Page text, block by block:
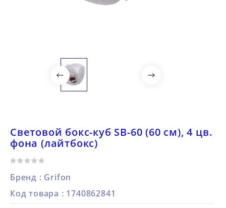
Световой бокс-куб SB-60 (60 см), 4 цв.
фона (лайтбокс)
Бренд : Grifon
Код товара : 1740862841